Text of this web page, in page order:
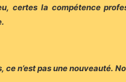
certes la compétence
n’est pas une nouveauté.